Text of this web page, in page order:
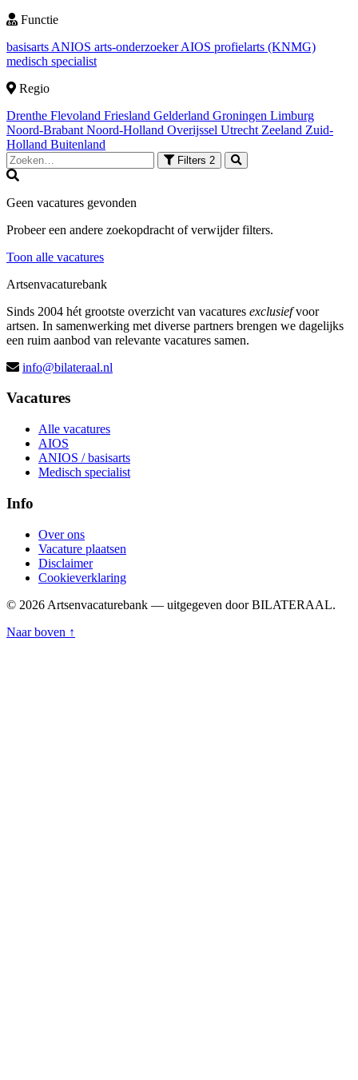
Functie
basisarts ANIOS arts-onderzoekerAIOS profielarts (KNMG)
medisch specialist
Regio
Drenthe Flevoland Friesland Gelderland Groningen Limburg
Noord-Brabant Noord-Holland Overijssel Utrecht Zeeland Zuid-
Holland Buitenland
Filters 2
Geen vacatures gevonden
Probeer een andere zoekopdracht of verwijder filters.
Toon alle vacatures
Artsenvacaturebank
Sinds 2004 hét grootste overzicht van vacatures exclusiefvoor
artsen. In samenwerking met diverse partners brengen we dagelijks
een ruim aanbod van relevante vacatures samen.
info@bilateraal.nl
Vacatures
Alle vacatures
AIOS
ANIOS / basisarts
Medisch specialist
Info
Over ons
Vacature plaatsen
Disclaimer
Cookieverklaring
© 2026 Artsenvacaturebank — uitgegeven door BILATERAAL.
Naar boven ↑